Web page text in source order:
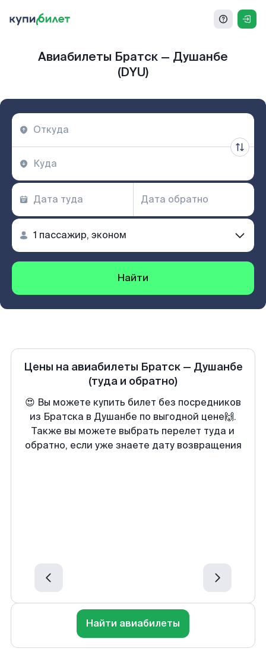
Авиабилеты Братск — Душанбе
(DYU)
Найти
Цены на авиабилеты Братск— Душанбе
(туда и обратно)
😍 Вы можете купить билет без посредников
из Братска в Душанбе по выгодной цене🙌.
Также вы можете выбрать перелет туда и
обратно, если уже знаете дату возвращения
Найти авиабилеты